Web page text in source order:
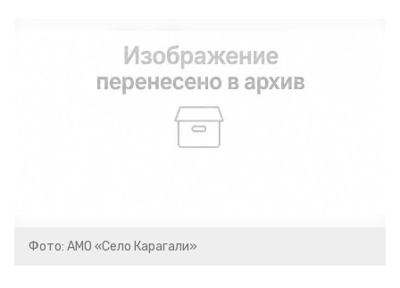
Фото: АМО «Село Карагали»